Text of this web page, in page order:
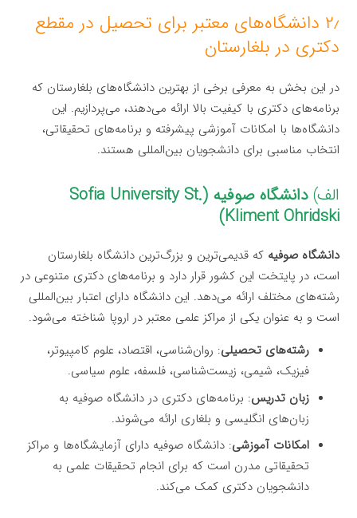
۲٫ دانشگاه‌های معتبر برای تحصیل در مقطع
دکتری در بلغارستان
در این بخش به معرفی برخی از بهترین دانشگاه‌های بلغارستان که
برنامه‌های دکتری با کیفیت بالا ارائه می‌دهند، می‌پردازیم. این
دانشگاه‌ها با امکانات آموزشی پیشرفته و برنامه‌های تحقیقاتی،
انتخاب مناسبی برای دانشجویان بین‌المللی هستند.
الف)
دانشگاه صوفیه (Sofia University St.
Kliment Ohridski)
دانشگاه صوفیه که قدیمی‌ترین و بزرگ‌ترین دانشگاه بلغارستان
است، در پایتخت این کشور قرار دارد و برنامه‌های دکتری متنوعی در
رشته‌های مختلف ارائه می‌دهد. این دانشگاه دارای اعتبار بین‌المللی
است و به عنوان یکی از مراکز علمی معتبر در اروپا شناخته می‌شود.
رشته‌های تحصیلی: روان‌شناسی، اقتصاد، علوم کامپیوتر،
فیزیک، شیمی، زیست‌شناسی، فلسفه، علوم سیاسی.
زبان تدریس: برنامه‌های دکتری در دانشگاه صوفیه به
زبان‌های انگلیسی و بلغاری ارائه می‌شوند.
امکانات آموزشی: دانشگاه صوفیه دارای آزمایشگاه‌ها و مراکز
تحقیقاتی مدرن است که برای انجام تحقیقات علمی به
دانشجویان دکتری کمک می‌کند.